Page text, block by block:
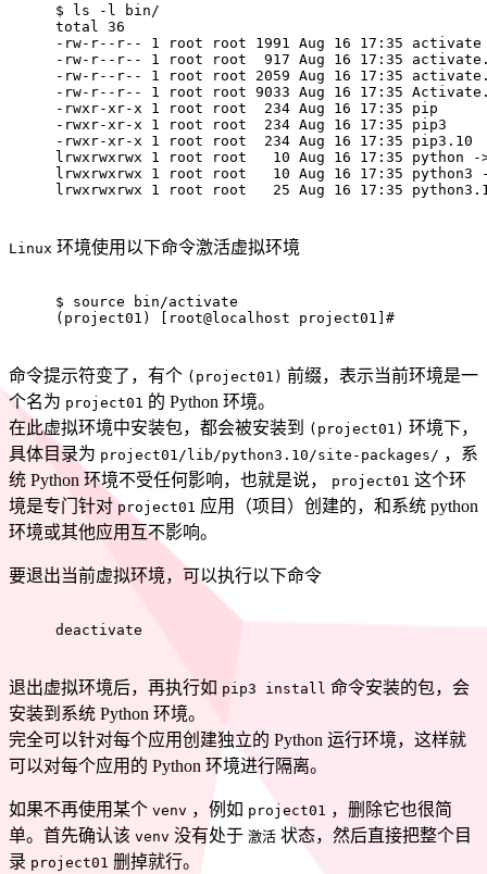
$ ls -l bin/
total 36
-rw-r--r-- 1 root root 1991 Aug 16 17:35 activate
-rw-r--r-- 1 root root  917 Aug 16 17:35
-rw-r--r-- 1 root root 2059 Aug 16 17:35
-rw-r--r-- 1 root root 9033 Aug 16 17:35
-rwxr-xr-x 1 root root  234 Aug 16 17:35 pip
-rwxr-xr-x 1 root root  234 Aug 16 17:35 pip3
-rwxr-xr-x 1 root root  234 Aug 16 17:35 pip3.10
lrwxrwxrwx 1 root root   10 Aug 16 17:35 python -
lrwxrwxrwx 1 root root   10 Aug 16 17:35 python3
lrwxrwxrwx 1 root root   25 Aug 16 17:35
Linux 环境使用以下命令激活虚拟环境
$ source bin/activate
(project01) [root@localhost project01]#
命令提示符变了，有个 (project01) 前缀，表示当前环境是一
个名为 project01 的 Python 环境。
在此虚拟环境中安装包，都会被安装到
(project01) 环境下，
具体目录为 project01/lib/python3.10/site-packages/ ，系
统 Python 环境不受任何影响，也就是说，
project01 这个环
境是专门针对 project01 应用（项目）创建的，和系统 python
环境或其他应用互不影响。
要退出当前虚拟环境，可以执行以下命令
deactivate
退出虚拟环境后，再执行如 pip3 install 命令安装的包，会
安装到系统 Python 环境。
完全可以针对每个应用创建独立的 Python 运行环境，这样就
可以对每个应用的 Python 环境进行隔离。
如果不再使用某个 venv ，例如 project01 ，删除它也很简
单。首先确认该 venv 没有处于 激活 状态，然后直接把整个目
录 project01 删掉就行。